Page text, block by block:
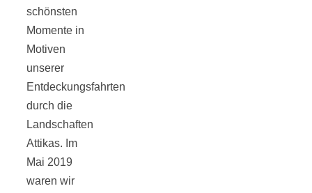
schönsten
Momente in
Motiven
unserer
Entdeckungsfahrten
durch die
Landschaften
Attikas. Im
Mai 2019
waren wir